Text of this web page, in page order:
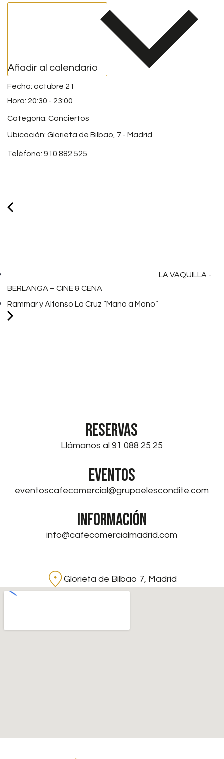
Añadir al calendario
octubre 21
20:30 - 23:00
Categoría: Conciertos
Ubicación: Glorieta de Bilbao, 7 - Madrid
Teléfono: 910 882 525
LA VAQUILLA -
BERLANGA – CINE & CENA
Rammar y Alfonso La Cruz “Mano a Mano”
RESERVAS
Llámanos al 91 088 25 25
EVENTOS
eventoscafecomercial@grupoelescondite.com
INFORMACIÓN
info@cafecomercialmadrid.com
Glorieta de Bilbao 7, Madrid